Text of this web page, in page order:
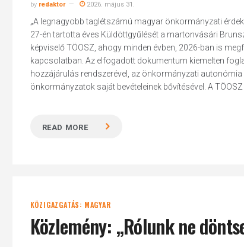
by redaktor 2026. május 31.
„A legnagyobb taglétszámú magyar önkormányzati
27-én tartotta éves Küldöttgyűlését a martonvásári
képviselő TÖOSZ, ahogy minden évben, 2026-ban is
kapcsolatban. Az elfogadott dokumentum kiemelten
hozzájárulás rendszerével, az önkormányzati
önkormányzatok saját bevételeinek bővítésével. A
READ MORE
KÖZIGAZGATÁS: MAGYAR
Közlemény: „Rólunk ne